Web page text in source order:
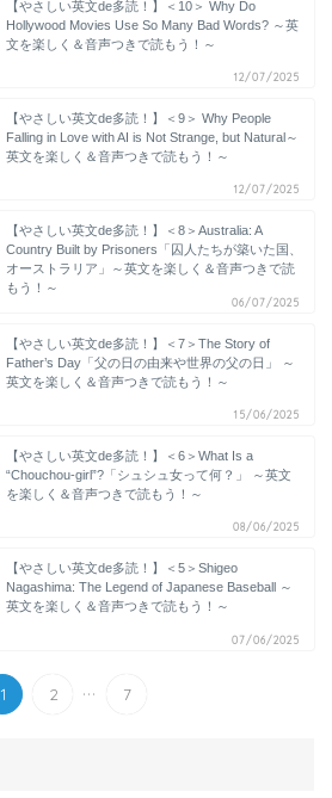
【やさしい英文de多読！】＜10＞ Why Do
Hollywood Movies Use So Many Bad Words? ～英
文を楽しく＆音声つきで読もう！～
12/07/2025
【やさしい英文de多読！】＜9＞ Why People
Falling in Love with AI is Not Strange, but Natural～
英文を楽しく＆音声つきで読もう！～
12/07/2025
【やさしい英文de多読！】＜8＞Australia: A
Country Built by Prisoners「囚人たちが築いた国、
オーストラリア」～英文を楽しく＆音声つきで読
もう！～
06/07/2025
【やさしい英文de多読！】＜7＞The Story of
Father’s Day「父の日の由来や世界の父の日」 ～
英文を楽しく＆音声つきで読もう！～
15/06/2025
【やさしい英文de多読！】＜6＞What Is a
“Chouchou-girl”?「シュシュ女って何？」 ～英文
を楽しく＆音声つきで読もう！～
08/06/2025
【やさしい英文de多読！】＜5＞Shigeo
Nagashima: The Legend of Japanese Baseball ～
英文を楽しく＆音声つきで読もう！～
07/06/2025
1 2 ... 7